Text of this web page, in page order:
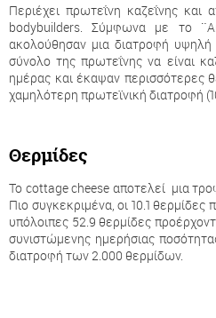
Περιέχει πρωτεΐνη καζεΐνης
bodybuilders. Σύμφωνα με το
ακολούθησαν μια διατροφή
σύνολο της πρωτεΐνης να είναι
ημέρας και έκαψαν περισσότερες
χαμηλότερη πρωτεϊνική διατροφή
Θερμίδες
Το cottage cheese αποτελεί μια
Πιο συγκεκριμένα, οι 10.1
υπόλοιπες 52.9 θερμίδες
συνιστώμενης ημερήσιας
διατροφή των 2.000 θερμίδων.